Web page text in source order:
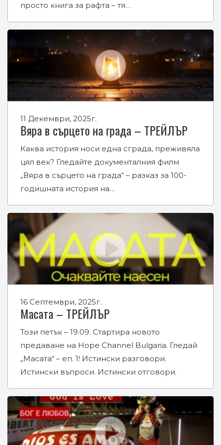
просто книга за рафта – тя…
11 Декември, 2025г.
Вяра в сърцето на града – ТРЕЙЛЪР
Каква история носи една сграда, преживяла
цял век? Гледайте документалния филм
„Вяра в сърцето на града“ – разказ за 100-
годишната история на…
16 Септември, 2025г.
Масата – ТРЕЙЛЪР
Този петък – 19.09. Стартира новото
предаване на Hope Channel Bulgaria. Гледай
„Масата“ – еп. 1! Истински разговори.
Истински въпроси. Истински отговори.